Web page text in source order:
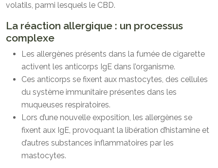
volatils, parmi lesquels le CBD.
La réaction allergique : un processus
complexe
Les allergènes présents dans la fumée de cigarette
activent les anticorps IgE dans l’organisme.
Ces anticorps se fixent aux mastocytes, des cellules
du système immunitaire présentes dans les
muqueuses respiratoires.
Lors d’une nouvelle exposition, les allergènes se
fixent aux IgE, provoquant la libération d’histamine et
d’autres substances inflammatoires par les
mastocytes.